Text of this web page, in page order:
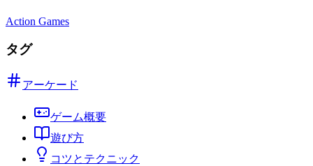
Action Games
タグ
アーケード
ゲーム概要
遊び方
コツとテクニック